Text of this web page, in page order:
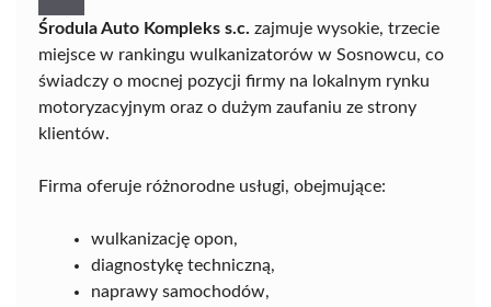
Środula Auto Kompleks s.c. zajmuje wysokie, trzecie
miejsce w rankingu wulkanizatorów w Sosnowcu, co
świadczy o mocnej pozycji firmy na lokalnym rynku
motoryzacyjnym oraz o dużym zaufaniu ze strony
klientów.
Firma oferuje różnorodne usługi, obejmujące:
wulkanizację opon,
diagnostykę techniczną,
naprawy samochodów,